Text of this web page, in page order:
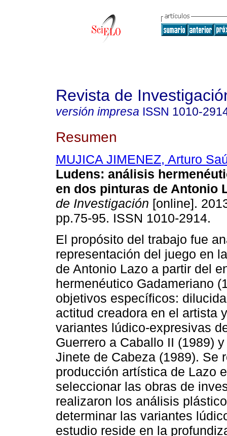
Revista de
versión impresa ISSN 1010-
Resumen
MUJICA JIMENEZ, Arturo
Ludens: análisis
en dos pinturas de Antonio
de Investigación [online].
pp.75-95. ISSN 1010-2914.
El propósito del trabajo fue
representación del juego en
de Antonio Lazo a partir del
hermenéutico Gadameriano
objetivos específicos:
actitud creadora en el artista
variantes lúdico-expresivas
Guerrero a Caballo II (1989)
Jinete de Cabeza (1989). Se
producción artística de Lazo
seleccionar las obras de
realizaron los análisis
determinar las variantes
estudio reside en la